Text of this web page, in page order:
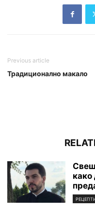
Previous article
Традиционално макало
како